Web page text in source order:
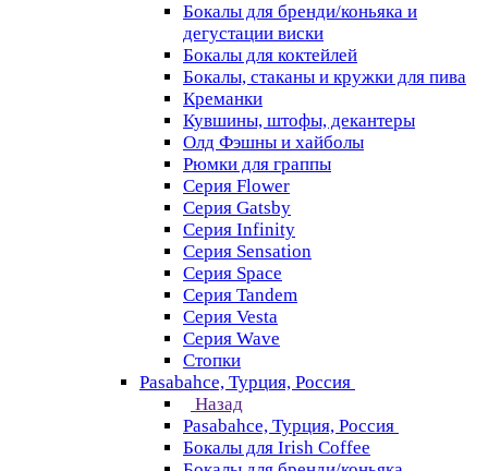
Бокалы для бренди/коньяка и
дегустации виски
Бокалы для коктейлей
Бокалы, стаканы и кружки для пива
Креманки
Кувшины, штофы, декантеры
Олд Фэшны и хайболы
Рюмки для граппы
Серия Flower
Серия Gatsby
Серия Infinity
Серия Sensation
Серия Space
Серия Tandem
Серия Vesta
Серия Wave
Стопки
Pasabahce, Турция, Россия
Назад
Pasabahce, Турция, Россия
Бокалы для Irish Coffee